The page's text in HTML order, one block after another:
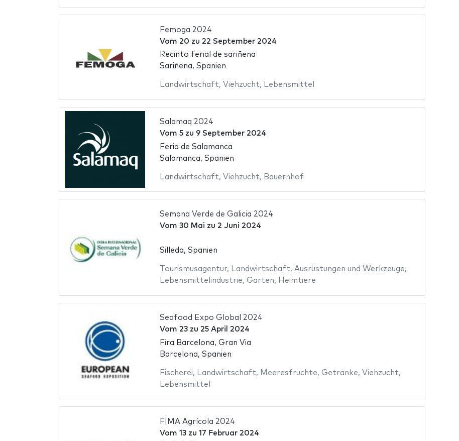
Femoga 2024
Vom 20 zu 22 September 2024
Recinto ferial de sariñena
Sariñena, Spanien
Landwirtschaft, Viehzucht, Lebensmittel
Salamaq 2024
Vom 5zu 9 September 2024
Feria de Salamanca
Salamanca, Spanien
Landwirtschaft, Viehzucht, Bauernhof
Semana Verde de Galicia 2024
Vom 30 Mai zu 2 Juni 2024
Silleda, Spanien
Tourismusagentur, Landwirtschaft, Ausrüstungen und Werkzeuge,
Lebensmittelindustrie, Garten, Heimtiere
Seafood Expo Global 2024
Vom 23zu 25 April 2024
Fira Barcelona, Gran Via
Barcelona, Spanien
Fischerei, Landwirtschaft, Meeresfrüchte, Getränke, Viehzucht,
Lebensmittel
FIMA Agrícola 2024
Vom 13zu 17 Februar 2024